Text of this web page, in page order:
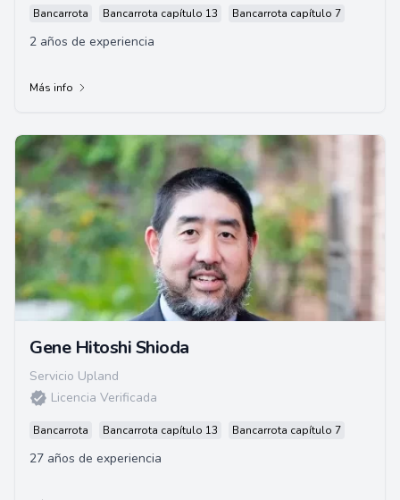
Bancarrota Bancarrota capítulo 13 Bancarrota capítulo 7
2 años de experiencia
Más info
Gene Hitoshi Shioda
Servicio Upland
Licencia Verificada
Bancarrota Bancarrota capítulo 13 Bancarrota capítulo 7
27 años de experiencia